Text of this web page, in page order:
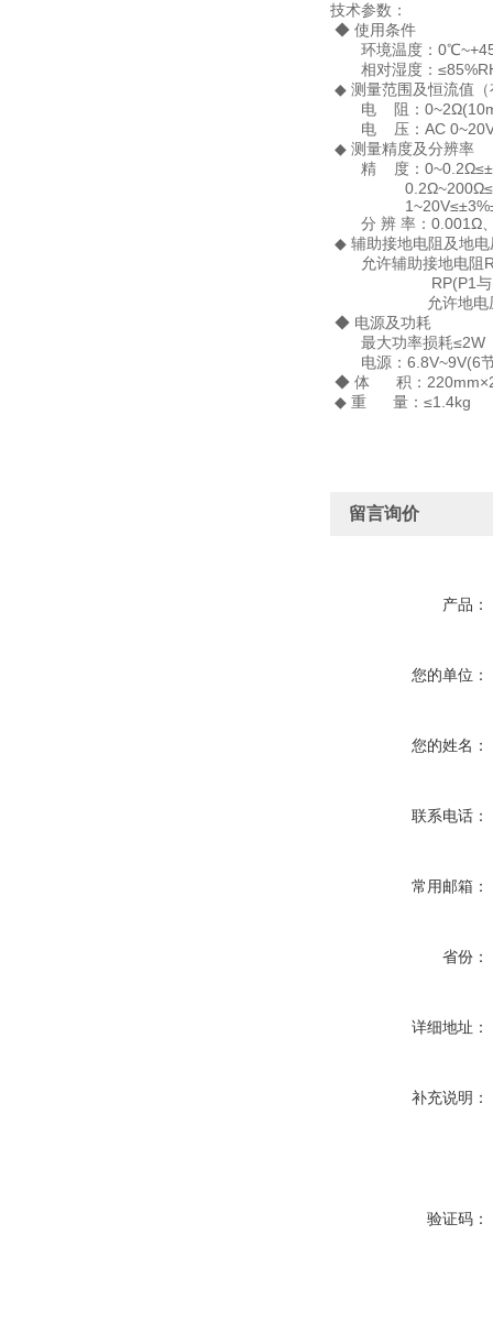
技术参数：
◆ 使用条件
环境温度：
相对湿度：
◆ 测量范围及恒流值（
电 阻：
电 压：AC
◆ 测量精度及分辨率
精 度：
分 辨 率：0.001Ω
◆ 辅助接地电阻及地
允许辅助接地电阻
RP(P1与P2之
允许地电压≤5V(
◆ 电源及功耗
最大功率损耗≤2W
电源：6.8V~9V(6节
◆ 体 积：
◆ 重 量：≤1.4kg
留言询价
产品：
您的单位：
您的姓名：
联系电话：
常用邮箱：
省份：
详细地址：
补充说明：
验证码：